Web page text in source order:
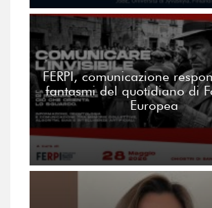
FERPI, comunicazione
fantasmi del quotidiano di
Europea